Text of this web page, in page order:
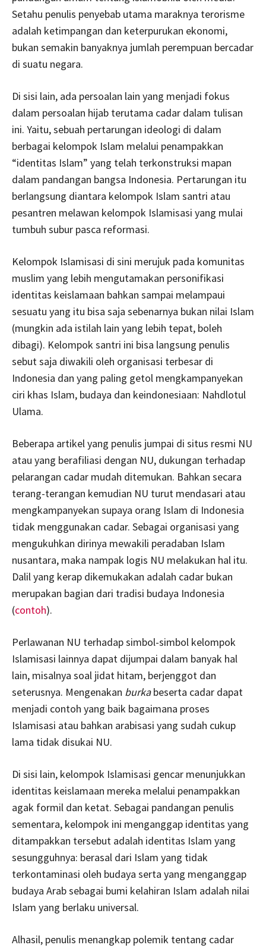
Setahu penulis penyebab utama maraknya terorisme
adalah ketimpangan dan keterpurukan ekonomi,
bukan semakin banyaknya jumlah perempuan bercadar
di suatu negara.
Di sisi lain, ada persoalan lain yang menjadi fokus
dalam persoalan hijab terutama cadar dalam tulisan
ini. Yaitu, sebuah pertarungan ideologi di dalam
berbagai kelompok Islam melalui penampakkan
“identitas Islam” yang telah terkonstruksi mapan
dalam pandangan bangsa Indonesia. Pertarungan itu
berlangsung diantara kelompok Islam santri atau
pesantren melawan kelompok Islamisasi yang mulai
tumbuh subur pasca reformasi.
Kelompok Islamisasi di sini merujuk pada komunitas
muslim yang lebih mengutamakan personifikasi
identitas keislamaan bahkan sampai melampaui
sesuatu yang itu bisa saja sebenarnya bukan nilai Islam
(mungkin ada istilah lain yang lebih tepat, boleh
dibagi). Kelompok santri ini bisa langsung penulis
sebut saja diwakili oleh organisasi terbesar di
Indonesia dan yang paling getol mengkampanyekan
ciri khas Islam, budaya dan keindonesiaan: Nahdlotul
Ulama.
Beberapa artikel yang penulis jumpai di situs resmi NU
atau yang berafiliasi dengan NU, dukungan terhadap
pelarangan cadar mudah ditemukan. Bahkan secara
terang-terangan kemudian NU turut mendasari atau
mengkampanyekan supaya orang Islam di Indonesia
tidak menggunakan cadar. Sebagai organisasi yang
mengukuhkan dirinya mewakili peradaban Islam
nusantara, maka nampak logis NU melakukan hal itu.
Dalil yang kerap dikemukakan adalah cadar bukan
merupakan bagian dari tradisi budaya Indonesia
(contoh).
Perlawanan NU terhadap simbol-simbol kelompok
Islamisasi lainnya dapat dijumpai dalam banyak hal
lain, misalnya soal jidat hitam, berjenggot dan
seterusnya. Mengenakan burkabeserta cadar dapat
menjadi contoh yang baik bagaimana proses
Islamisasi atau bahkan arabisasi yang sudah cukup
lama tidak disukai NU.
Di sisi lain, kelompok Islamisasi gencar menunjukkan
identitas keislamaan mereka melalui penampakkan
agak formil dan ketat. Sebagai pandangan penulis
sementara, kelompok ini menganggap identitas yang
ditampakkan tersebut adalah identitas Islam yang
sesungguhnya: berasal dari Islam yang tidak
terkontaminasi oleh budaya serta yang menganggap
budaya Arab sebagai bumi kelahiran Islam adalah nilai
Islam yang berlaku universal.
Alhasil, penulis menangkap polemik tentang cadar